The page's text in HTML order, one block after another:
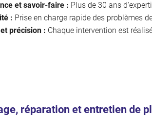
et savoir-faire : Plus de 30 ans
: Prise en charge rapide des problèmes
précision : Chaque intervention est
réparation et entretien de